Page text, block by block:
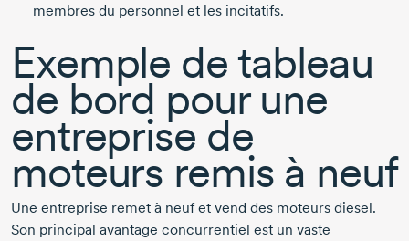
membres du personnel et les incitatifs.
Exemple de tableau
de bord pour une
entreprise de
moteurs remis à neuf
Une entreprise remet à neuf et vend des moteurs diesel.
Son principal avantage concurrentiel est un vaste